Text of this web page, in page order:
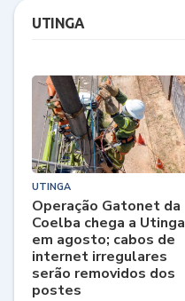
UTINGA
UTINGA
Operação Gatonet da
Coelba chega a Utinga
em agosto; cabos de
internet irregulares
serão removidos dos
postes